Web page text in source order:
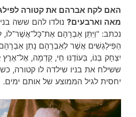
האם לקח אברהם את קטורה
מאה וארבעים? נולדו להם ששה
נכתב: "וַיִּתֵּן אַבְרָהָם אֶת־כָּל־אֲשֶׁר־לוֹ,
הַפִּילַגְשִׁים אֲשֶׁר לְאַבְרָהָם נָתַן
יִצְחָק בְּנוֹ, בְּעוֹדֶנּוּ חַי, קֵדְמָה,
ששילח את בניו שילדה לו קטורה,
יחסית לגיל הממוצע של אותם ימים.